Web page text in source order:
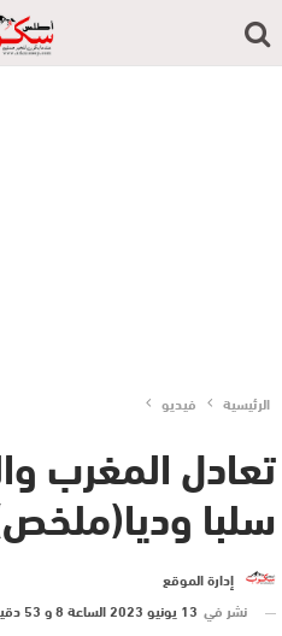
الرئيسية فيديو
تعادل المغرب
سلبا
إدارة الموقع
نشر في 13 يونيو 2023 الساعة 8 و 53 دقيقة